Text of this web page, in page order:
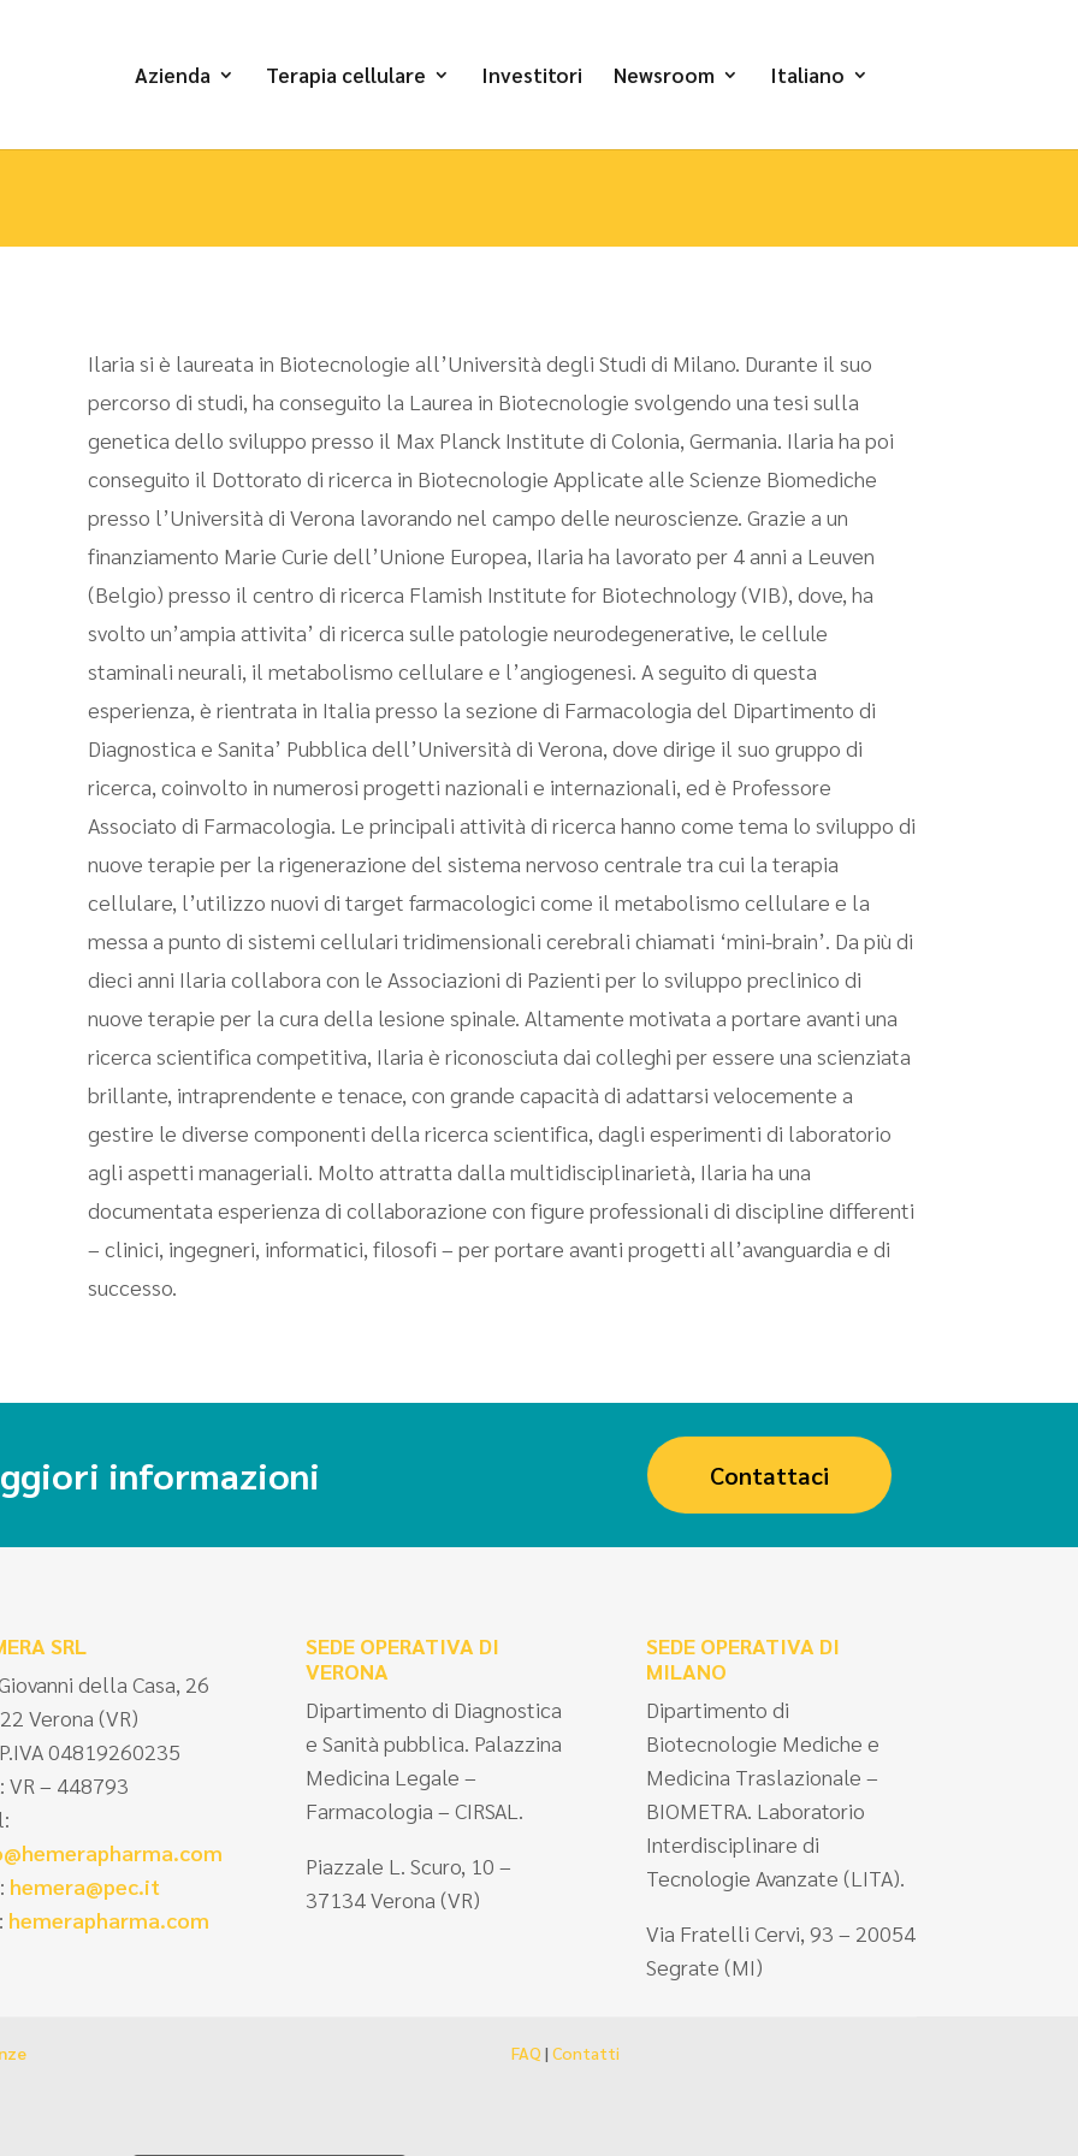
Azienda Terapia cellulare Investitori Newsroom Italiano
Ilaria si è laureata in Biotecnologie all’Università degli Studi di Milano. Durante il suo
percorso di studi, ha conseguito la Laurea in Biotecnologie svolgendo una tesi sulla
genetica dello sviluppo presso il Max Planck Institute di Colonia, Germania. Ilaria ha poi
conseguito il Dottorato di ricerca in Biotecnologie Applicate alle Scienze Biomediche
presso l’Università di Verona lavorando nel campo delle neuroscienze. Grazie a un
finanziamento Marie Curie dell’Unione Europea, Ilaria ha lavorato per 4 anni a Leuven
(Belgio) presso il centro di ricerca Flamish Institute for Biotechnology (VIB), dove, ha
svolto un’ampia attivita’ di ricerca sulle patologie neurodegenerative, le cellule
staminali neurali, il metabolismo cellulare e l’angiogenesi. A seguito di questa
esperienza, è rientrata in Italia presso la sezione di Farmacologia del Dipartimento di
Diagnostica e Sanita’ Pubblica dell’Università di Verona, dove dirige il suo gruppo di
ricerca, coinvolto in numerosi progetti nazionali e internazionali, ed è Professore
Associato di Farmacologia. Le principali attività di ricerca hanno come tema lo sviluppo di
nuove terapie per la rigenerazione del sistema nervoso centrale tra cui la terapia
cellulare, l’utilizzo nuovi di target farmacologici come il metabolismo cellulare e la
messa a punto di sistemi cellulari tridimensionali cerebrali chiamati ‘mini-brain’. Da più di
dieci anni Ilaria collabora con le Associazioni di Pazienti per lo sviluppo preclinico di
nuove terapie per la cura della lesione spinale. Altamente motivata a portare avanti una
ricerca scientifica competitiva, Ilaria è riconosciuta dai colleghi per essere una scienziata
brillante, intraprendente e tenace, con grande capacità di adattarsi velocemente a
gestire le diverse componenti della ricerca scientifica, dagli esperimenti di laboratorio
agli aspetti manageriali. Molto attratta dalla multidisciplinarietà, Ilaria ha una
documentata esperienza di collaborazione con figure professionali di discipline differenti
– clinici, ingegneri, informatici, filosofi – per portare avanti progetti all’avanguardia e di
successo.
informazioni Contattaci
SRL
della Casa, 26
Verona (VR)
04819260235
VR – 448793
hemera@pec.it
hemerapharma.com
SEDE OPERATIVA DI
VERONA
Dipartimento di Diagnostica
e Sanità pubblica. Palazzina
Medicina Legale –
Farmacologia – CIRSAL.
Piazzale L. Scuro, 10 –
37134 Verona (VR)
SEDE OPERATIVA DI
MILANO
Dipartimento di
Biotecnologie Mediche e
Medicina Traslazionale –
BIOMETRA. Laboratorio
Interdisciplinare di
Tecnologie Avanzate (LITA).
Via Fratelli Cervi, 93 – 20054
Segrate (MI)
FAQ | Contatti